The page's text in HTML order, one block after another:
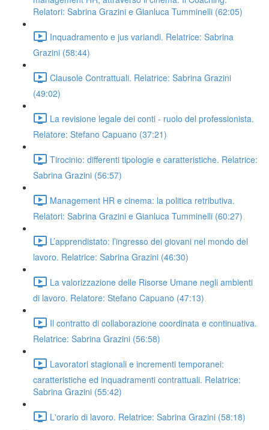
Relatori: Sabrina Grazini e Gianluca Tumminelli (62:05)
Inquadramento e jus variandi. Relatrice: Sabrina
Grazini (58:44)
Clausole Contrattuali. Relatrice: Sabrina Grazini
(49:02)
La revisione legale dei conti - ruolo del professionista.
Relatore: Stefano Capuano (37:21)
Tirocinio: differenti tipologie e caratteristiche. Relatrice:
Sabrina Grazini (56:57)
Management HR e cinema: la politica retributiva.
Relatori: Sabrina Grazini e Gianluca Tumminelli (60:27)
L’apprendistato: l’ingresso dei giovani nel mondo del
lavoro. Relatrice: Sabrina Grazini (46:30)
La valorizzazione delle Risorse Umane negli ambienti
di lavoro. Relatore: Stefano Capuano (47:13)
Il contratto di collaborazione coordinata e continuativa.
Relatrice: Sabrina Grazini (56:58)
Lavoratori stagionali e incrementi temporanei:
caratteristiche ed inquadramenti contrattuali. Relatrice:
Sabrina Grazini (55:42)
L'orario di lavoro. Relatrice: Sabrina Grazini (58:18)